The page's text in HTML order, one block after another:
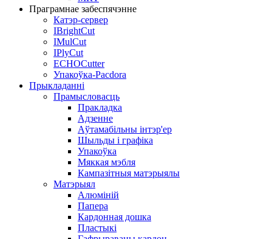
Праграмнае забеспячэнне
Катэр-сервер
IBrightCut
IMulCut
IPlyCut
ECHOCutter
Упакоўка-Pacdora
Прыкладанні
Прамысловасць
Пракладка
Адзенне
Аўтамабільны інтэр'ер
Шыльды і графіка
Упакоўка
Мяккая мэбля
Кампазітныя матэрыялы
Матэрыял
Алюміній
Папера
Кардонная дошка
Пластыкі